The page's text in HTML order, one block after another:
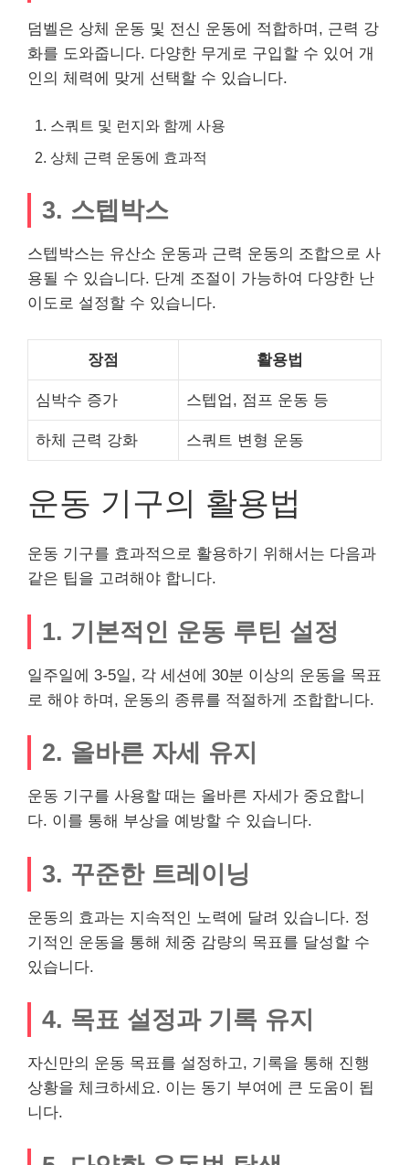
덤벨은 상체 운동 및 전신 운동에 적합하며, 근력 강
화를 도와줍니다. 다양한 무게로 구입할 수 있어 개
인의 체력에 맞게 선택할 수 있습니다.
스쿼트 및 런지와 함께 사용
상체 근력 운동에 효과적
3. 스텝박스
스텝박스는 유산소 운동과 근력 운동의 조합으로 사
용될 수 있습니다. 단계 조절이 가능하여 다양한 난
이도로 설정할 수 있습니다.
장점 활용법
심박수 증가 스텝업, 점프 운동 등
하체 근력 강화 스쿼트 변형 운동
운동 기구의 활용법
운동 기구를 효과적으로 활용하기 위해서는 다음과
같은 팁을 고려해야 합니다.
1. 기본적인 운동 루틴 설정
일주일에 3-5일, 각 세션에 30분 이상의 운동을 목표
로 해야 하며, 운동의 종류를 적절하게 조합합니다.
2. 올바른 자세 유지
운동 기구를 사용할 때는 올바른 자세가 중요합니
다. 이를 통해 부상을 예방할 수 있습니다.
3. 꾸준한 트레이닝
운동의 효과는 지속적인 노력에 달려 있습니다. 정
기적인 운동을 통해 체중 감량의 목표를 달성할 수
있습니다.
4. 목표 설정과 기록 유지
자신만의 운동 목표를 설정하고, 기록을 통해 진행
상황을 체크하세요. 이는 동기 부여에 큰 도움이 됩
니다.